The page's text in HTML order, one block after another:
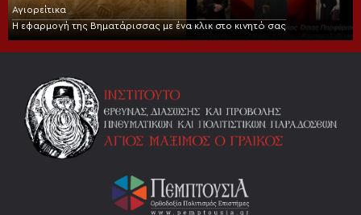
Αγιορείτικα
Η εφαρμογή της Βηματάρισσας με ένα κλικ στο κινητό σας